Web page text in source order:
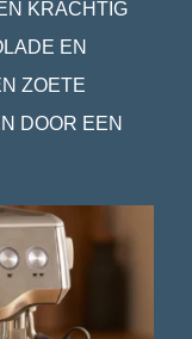
KRACHTIG
EN
ZOETE
DOOR EEN